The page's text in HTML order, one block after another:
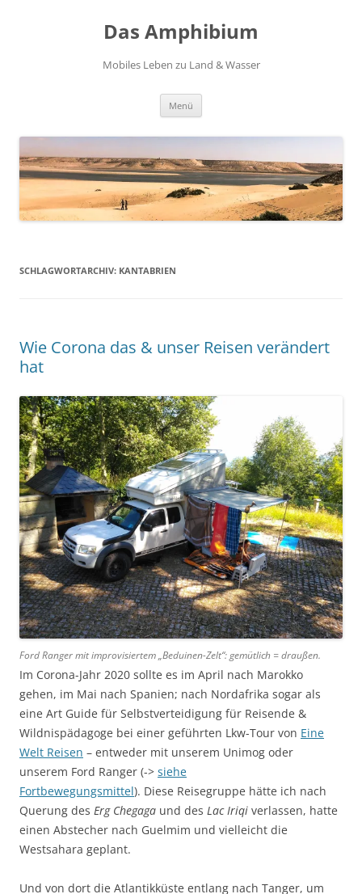
Das Amphibium
Mobiles Leben zu Land & Wasser
Menü
SCHLAGWORTARCHIV: KANTABRIEN
Wie Corona das & unser Reisen verändert
hat
Ford Ranger mit improvisiertem „Beduinen-Zelt“: gemütlich = draußen.
Im Corona-Jahr 2020 sollte es im April nach Marokko
gehen, im Mai nach Spanien; nach Nordafrika sogar als
eine Art Guide für Selbstverteidigung für Reisende &
Wildnispädagoge bei einer geführten Lkw-Tour von Eine
Welt Reisen – entweder mit unserem Unimog oder
unserem Ford Ranger (-> siehe
Fortbewegungsmittel). Diese Reisegruppe hätte ich nach
Querung des Erg Chegaga und des Lac Iriqi verlassen, hatte
einen Abstecher nach Guelmim und vielleicht die
Westsahara geplant.
Und von dort die Atlantikküste entlang nach Tanger, um